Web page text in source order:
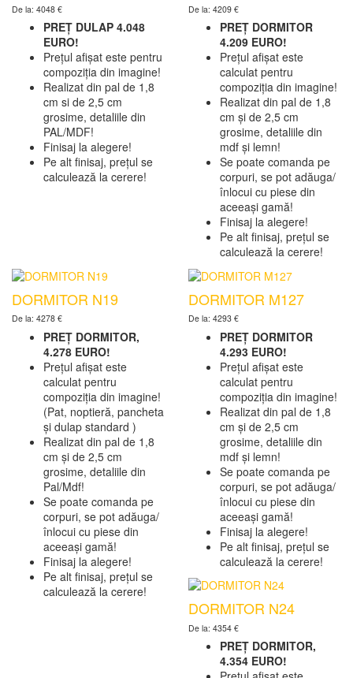
De la: 4048 €
PREȚ DULAP 4.048
EURO!
Prețul afișat este pentru
compoziția din imagine!
Realizat din pal de 1,8
cm si de 2,5 cm
grosime, detaliile din
PAL/MDF!
Finisaj la alegere!
Pe alt finisaj, prețul se
calculează la cerere!
De la: 4209 €
PREȚ DORMITOR
4.209 EURO!
Prețul afișat este
calculat pentru
compoziția din imagine!
Realizat din pal de 1,8
cm și de 2,5 cm
grosime, detaliile din
mdf și lemn!
Se poate comanda pe
corpuri, se pot adăuga/
înlocui cu piese din
aceeași gamă!
Finisaj la alegere!
Pe alt finisaj, prețul se
calculează la cerere!
DORMITOR N19
De la: 4278 €
PREȚ DORMITOR,
4.278 EURO!
Prețul afișat este
calculat pentru
compoziția din imagine!
(Pat, noptieră, pancheta
și dulap standard )
Realizat din pal de 1,8
cm și de 2,5 cm
grosime, detaliile din
Pal/Mdf!
Se poate comanda pe
corpuri, se pot adăuga/
înlocui cu piese din
aceeași gamă!
Finisaj la alegere!
Pe alt finisaj, prețul se
calculează la cerere!
DORMITOR M127
De la: 4293 €
PREȚ DORMITOR
4.293 EURO!
Prețul afișat este
calculat pentru
compoziția din imagine!
Realizat din pal de 1,8
cm și de 2,5 cm
grosime, detaliile din
mdf și lemn!
Se poate comanda pe
corpuri, se pot adăuga/
înlocui cu piese din
aceeași gamă!
Finisaj la alegere!
Pe alt finisaj, prețul se
calculează la cerere!
DORMITOR N24
De la: 4354 €
PREȚ DORMITOR,
4.354 EURO!